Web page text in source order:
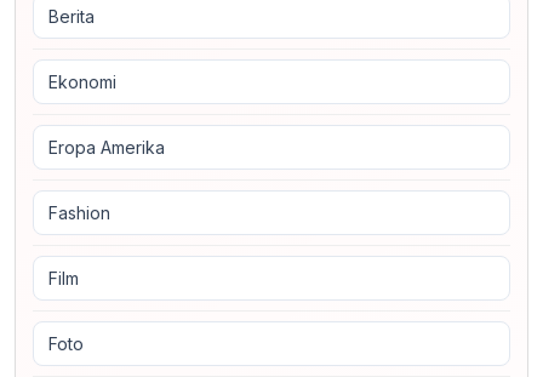
Berita
Ekonomi
Eropa Amerika
Fashion
Film
Foto